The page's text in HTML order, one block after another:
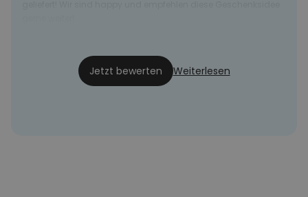
Jetzt bewerten Weiterlesen